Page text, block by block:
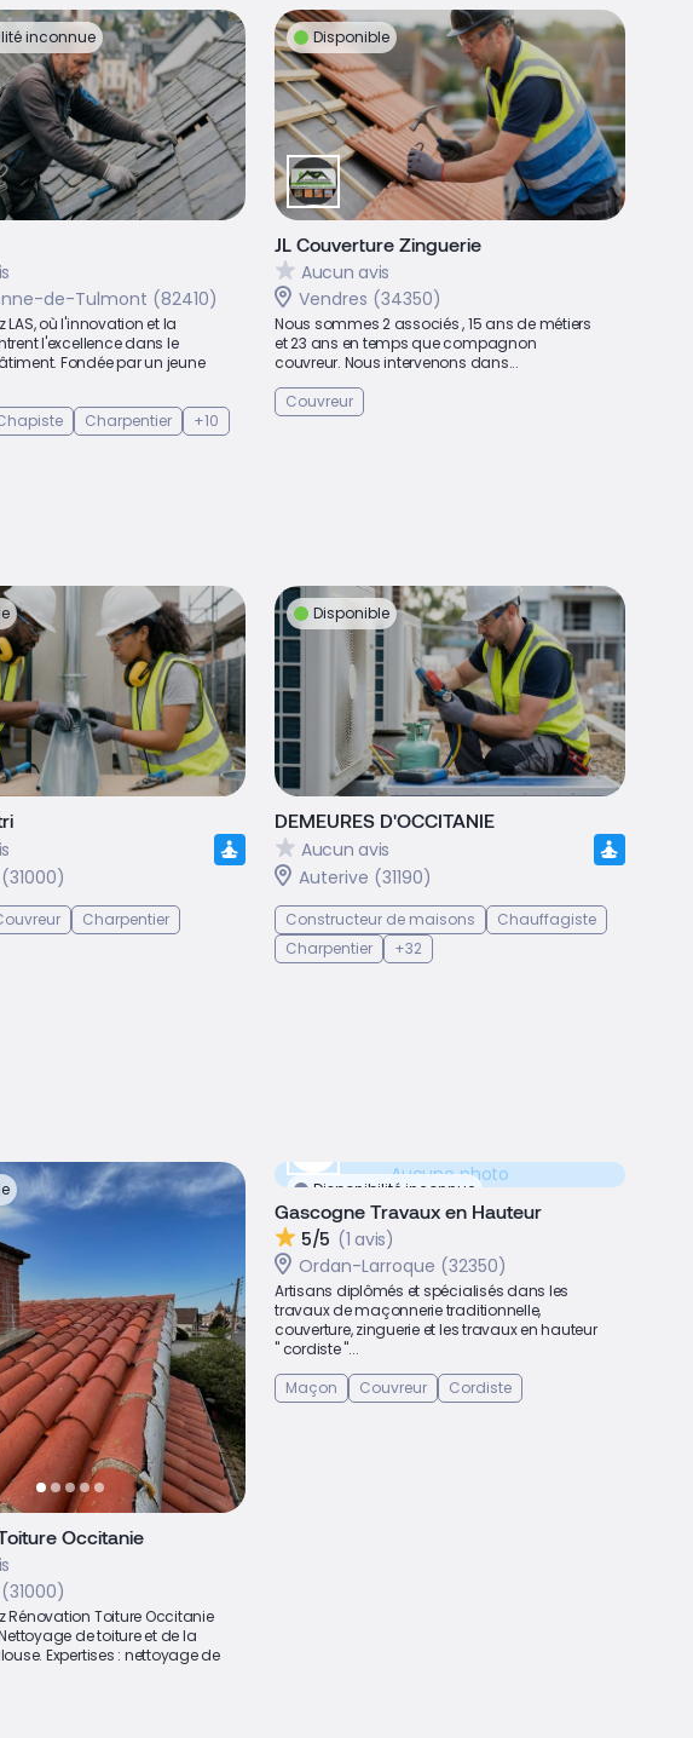
inconnue
de-Tulmont (82410)
LAS, où l'innovation et la
l'excellence dans le
Fondée par un jeune
Charpentier +10
Disponible
JL Couverture Zinguerie
Aucun avis
Vendres (34350)
Nous sommes 2 associés , 15 ans de métiers
et 23 ans en temps que compagnon
couvreur. Nous intervenons dans...
Couvreur
Charpentier
Disponible
DEMEURES D'OCCITANIE
Aucun avis
Auterive (31190)
Constructeur de maisons
Chauffagiste
Charpentier
+32
Occitanie
Rénovation Toiture Occitanie
de toiture et de la
Expertises : nettoyage de
Disponibilité inconnue
Aucune photo
Gascogne Travaux en Hauteur
5/5 (1 avis)
Ordan-Larroque (32350)
Artisans diplômés et spécialisés dans les
travaux de maçonnerie traditionnelle,
couverture, zinguerie et les travaux en hauteur
" cordiste "...
Maçon
Couvreur Cordiste